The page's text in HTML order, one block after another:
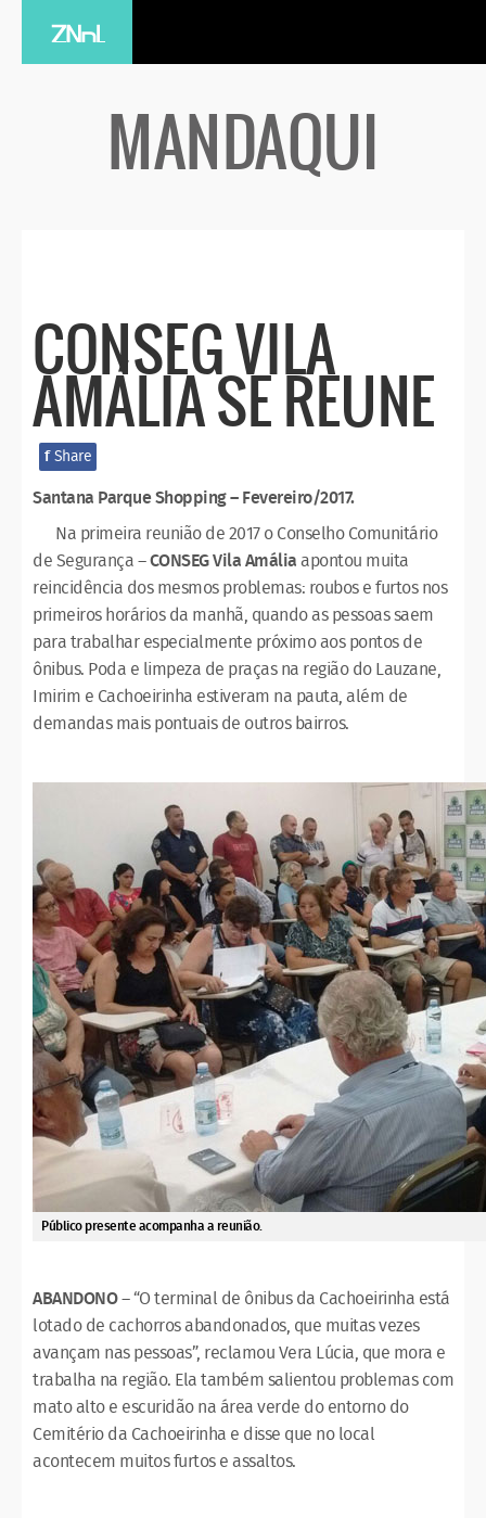
MANDAQUI
CONSEG VILA
AMÁLIA SE REUNE
f Share
Santana Parque Shopping – Fevereiro/2017.
Na primeira reunião de 2017 o Conselho Comunitário
de Segurança –CONSEG Vila Amáliaapontou muita
reincidência dos mesmos problemas: roubos e furtos nos
primeiros horários da manhã, quando as pessoas saem
para trabalhar especialmente próximo aos pontos de
ônibus. Poda e limpeza de praças na região do Lauzane,
Imirim e Cachoeirinha estiveram na pauta, além de
demandas mais pontuais de outros bairros.
Público presente acompanha a reunião.
ABANDONO– “O terminal de ônibus da Cachoeirinha está
lotado de cachorros abandonados, que muitas vezes
avançam nas pessoas”, reclamou Vera Lúcia, que mora e
trabalha na região. Ela também salientou problemas com
mato alto e escuridão na área verde do entorno do
Cemitério da Cachoeirinha e disse que no local
acontecem muitos furtos e assaltos.